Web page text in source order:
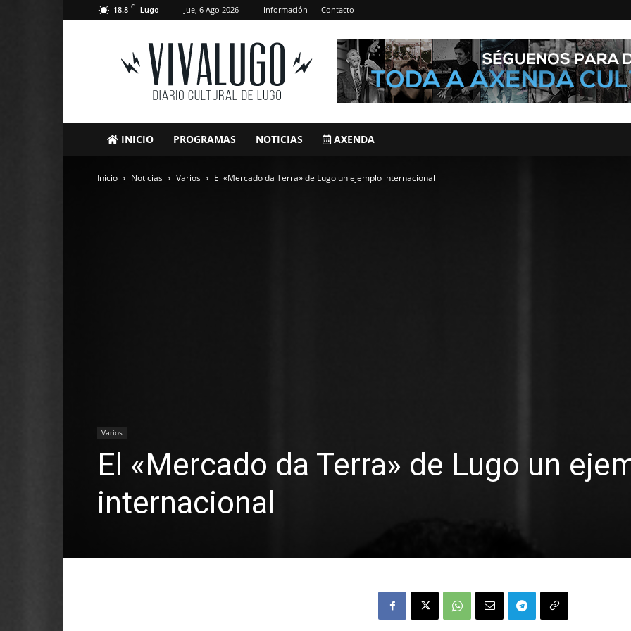
18.8 C Lugo Jue, 6 Ago 2026 Información Contacto
VivaLugo
INICIO PROGRAMAS NOTICIAS AXENDA
Inicio Noticias Varios El «Mercado da Terra» de Lugo un ejemplo internacional
Varios
El «Mercado da Terra» de Lugo un
internacional